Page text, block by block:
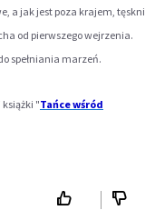
a jak jest poza krajem, tęskni
od pierwszego wejrzenia.
spełniania marzeń.
"Tańce wśród